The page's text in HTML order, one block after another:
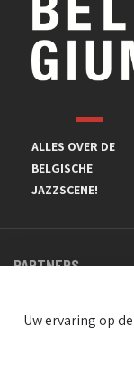
ALLES OVER DE
BELGISCHE
JAZZSCENE!
PARTNERS
Uw ervaring op